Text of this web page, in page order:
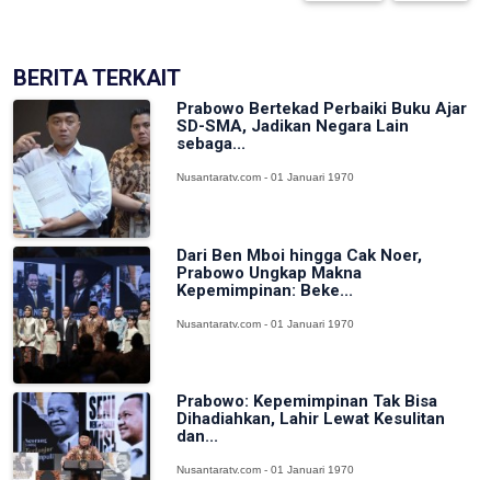
BERITA TERKAIT
Prabowo Bertekad Perbaiki Buku Ajar
SD-SMA, Jadikan Negara Lain
sebaga...
Nusantaratv.com - 01 Januari 1970
Dari Ben Mboi hingga Cak Noer,
Prabowo Ungkap Makna
Kepemimpinan: Beke...
Nusantaratv.com - 01 Januari 1970
Prabowo: Kepemimpinan Tak Bisa
Dihadiahkan, Lahir Lewat Kesulitan
dan...
Nusantaratv.com - 01 Januari 1970